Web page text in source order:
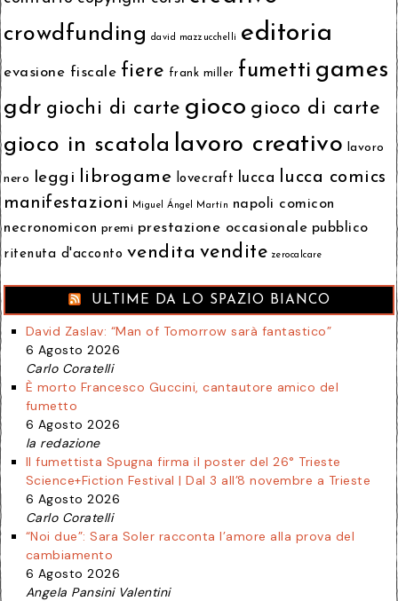
crowdfunding david mazzucchelli editoria
evasione fiscale fiere frank miller fumetti games
gdr giochi di carte gioco gioco di carte
gioco in scatola lavoro creativo lavoro
nero leggi librogame lovecraft lucca lucca comics
manifestazioni
Miguel Ángel Martín
napoli comicon
necronomicon premi prestazione occasionale pubblico
ritenuta d'acconto vendita vendite zerocalcare
ULTIME DA LO SPAZIO BIANCO
David Zaslav: “Man of Tomorrow sarà fantastico”
6 Agosto 2026
Carlo Coratelli
È morto Francesco Guccini, cantautore amico del
fumetto
6 Agosto 2026
la redazione
Il fumettista Spugna firma il poster del 26° Trieste
Science+Fiction Festival | Dal 3 all’8 novembre a Trieste
6 Agosto 2026
Carlo Coratelli
“Noi due”: Sara Soler racconta l’amore alla prova del
cambiamento
6 Agosto 2026
Angela Pansini Valentini